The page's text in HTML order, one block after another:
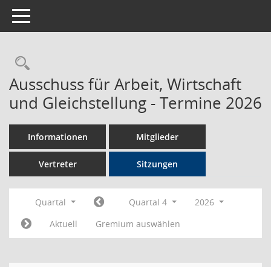
Toggle navigation
Rechercheauswahl
Ausschuss für Arbeit, Wirtschaft
und Gleichstellung - Termine 2026
Informationen Mitglieder
Vertreter Sitzungen
Quartal Quartal 4
2026
Aktuell
Gremium auswählen